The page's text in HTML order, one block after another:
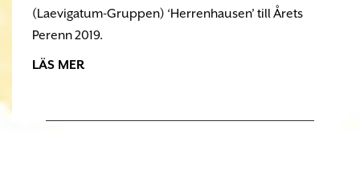
(Laevigatum-Gruppen) ‘Herrenhausen’ till Årets
Perenn 2019.
LÄS MER